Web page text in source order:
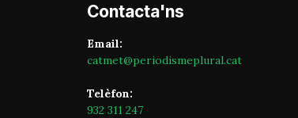
Contacta'ns
Email:
catmet@periodismeplural.cat
Telèfon:
932 311 247